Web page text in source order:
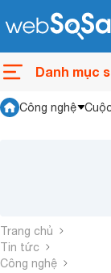
Danh mục
Công nghệ
Trang chủ
Tin tức
Công nghệ